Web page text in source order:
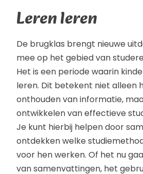
Leren leren
De brugklas brengt nieuwe
mee op het gebied van
Het is een periode waarin
leren. Dit betekent niet alleen
onthouden van informatie,
ontwikkelen van effectieve
Je kunt hierbij helpen door
ontdekken welke
voor hen werken. Of het nu
van samenvattingen, het